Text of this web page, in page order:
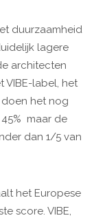
duurzaamheid
lagere
architecten
VIBE-label, het
doen het nog
maar de
dan 1/5 van
het Europese
score. VIBE,